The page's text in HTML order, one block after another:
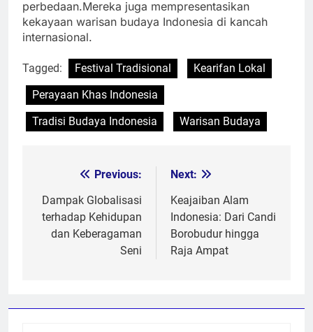
perbedaan.Mereka juga mempresentasikan
kekayaan warisan budaya Indonesia di kancah
internasional.
Tagged: Festival Tradisional
Kearifan Lokal
Perayaan Khas Indonesia
Tradisi Budaya Indonesia
Warisan Budaya
navigation
Previous:
Dampak Globalisasi
terhadap Kehidupan
dan Keberagaman
Seni
Next:
Keajaiban Alam
Indonesia: Dari Candi
Borobudur hingga
Raja Ampat